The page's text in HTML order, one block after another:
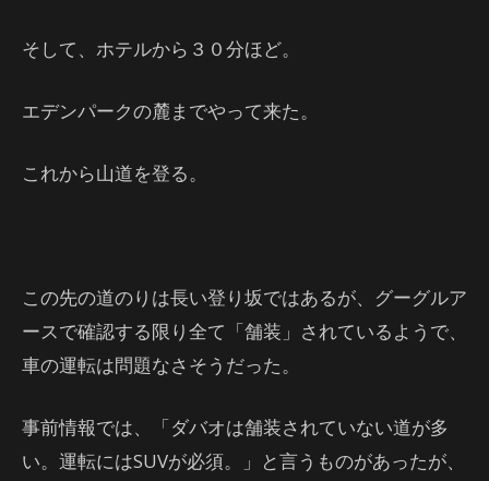
そして、ホテルから３０分ほど。
エデンパークの麓までやって来た。
これから山道を登る。
この先の道のりは長い登り坂ではあるが、グーグルア
ースで確認する限り全て「舗装」されているようで、
車の運転は問題なさそうだった。
事前情報では、「ダバオは舗装されていない道が多
い。運転にはSUVが必須。」と言うものがあったが、